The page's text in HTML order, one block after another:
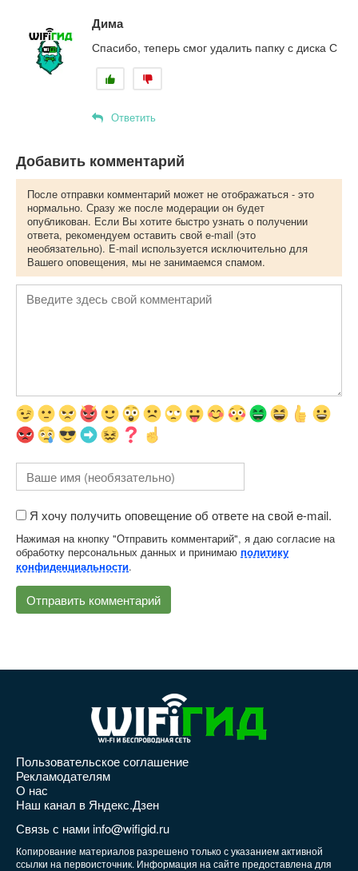
Дима
Спасибо, теперь смог удалить папку с диска С
Ответить
Добавить комментарий
После отправки комментарий может не отображаться - это
нормально. Сразу же после модерации он будет
опубликован. Если Вы хотите быстро узнать о получении
ответа, рекомендуем оставить свой e-mail (это
необязательно). E-mail используется исключительно для
Вашего оповещения, мы не занимаемся спамом.
Я хочу получить оповещение об ответе на свой e-mail.
Нажимая на кнопку "Отправить комментарий", я даю согласие на
обработку персональных данных и принимаю политику
конфиденциальности.
Пользовательское соглашение
Рекламодателям
О нас
Наш канал в Яндекс.Дзен
Связь с нами info@wifigid.ru
Копирование материалов разрешено только с указанием активной
ссылки на первоисточник. Информация на сайте предоставлена для